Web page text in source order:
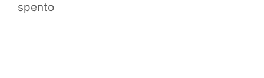
spento